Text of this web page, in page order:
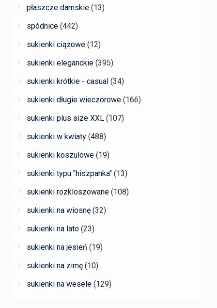
płaszcze damskie (13)
spódnice (442)
sukienki ciążowe (12)
sukienki eleganckie (395)
sukienki krótkie - casual (34)
sukienki długie wieczorowe (166)
sukienki plus size XXL (107)
sukienki w kwiaty (488)
sukienki koszulowe (19)
sukienki typu "hiszpanka" (13)
sukienki rozkloszowane (108)
sukienki na wiosnę (32)
sukienki na lato (23)
sukienki na jesień (19)
sukienki na zimę (10)
sukienki na wesele (129)